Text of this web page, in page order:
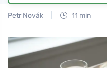
Petr Novák 11 min